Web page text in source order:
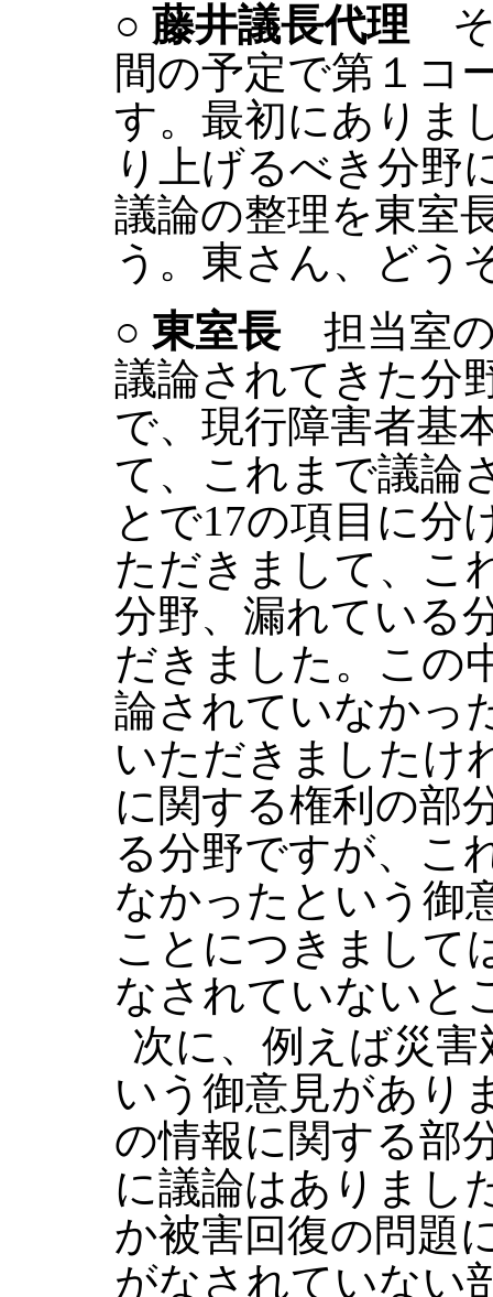
○藤井議長代理 そ
間の予定で第１コ
す。最初にありま
り上げるべき分野
議論の整理を東室
う。東さん、どう
○ 東室長担当室の
議論されてきた分
で、現行障害者基
て、これまで議論
とで17の項目に分
ただきまして、こ
分野、漏れている
だきました。この
論されていなかっ
いただきましたけ
に関する権利の部
る分野ですが、こ
なかったという御
ことにつきまして
なされていないと
次に、例えば災
いう御意見があり
の情報に関する部
に議論はありまし
か被害回復の問題
がなされていない